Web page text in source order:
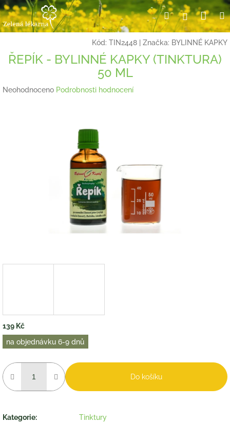
Přejít
na
obsah
HledatPřihlášení
Kód: TIN2448 Značka: BYLINNÉ KAPKY
ŘEPÍK - BYLINNÉ KAPKY (TINKTURA)
50 ML
Průměrné
Neohodnoceno Podrobnosti hodnocení
139 Kč
Měrná
cena:
na objednávku 6-9 dnů
Do košíku
Kategorie:
Tinktury